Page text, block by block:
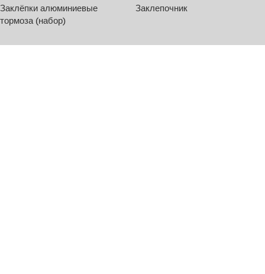
Заклёпки алюминиевые
тормоза (набор)
Заклепочник